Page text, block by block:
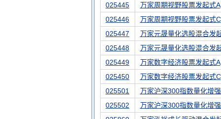
025445
万家周期视野股票发起式A
025446
万家周期视野股票发起式C
025447
万家元晟量化选股混合发
025448
万家元晟量化选股混合发
025449
万家数字经济股票发起式A
025450
万家数字经济股票发起式C
025501
万家沪深300指数量化增
025502
万家沪深300指数量化增